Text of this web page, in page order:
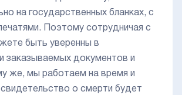
на государственных бланках, с
Поэтому сотрудничая с
быть уверенны в
заказываемых документов и
же, мы работаем на время и
свидетельство о смерти будет